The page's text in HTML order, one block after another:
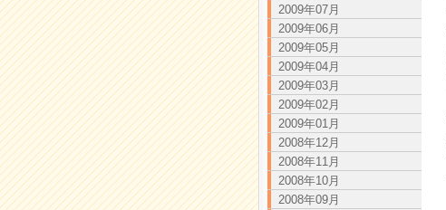
2009年07月
2009年06月
2009年05月
2009年04月
2009年03月
2009年02月
2009年01月
2008年12月
2008年11月
2008年10月
2008年09月